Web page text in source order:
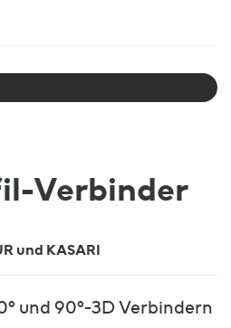
Verbinder
und KASARI
und 90°-3D Verbindern